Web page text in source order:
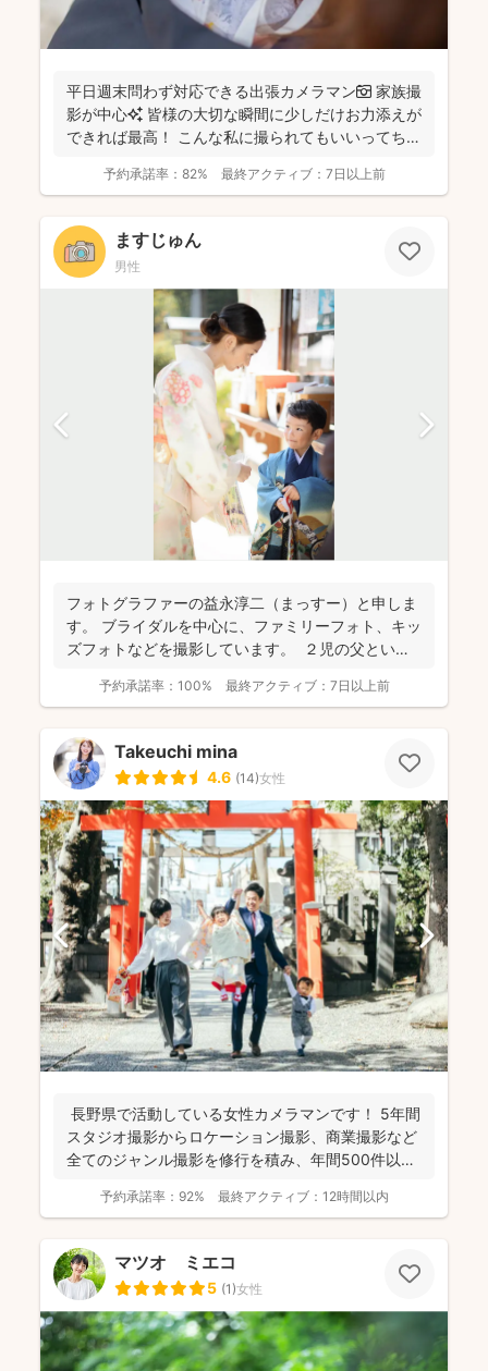
平日週末問わず対応できる出張カメラマン📷 家族撮
影が中心✨ 皆様の大切な瞬間に少しだけお力添えが
できれば最高！ こんな私に撮られてもいいってちら
予約承諾率： 82% 最終アクティブ： 7日以上前
ますじゅん
男性
フォトグラファーの益永淳二（まっすー）と申しま
す。 ブライダルを中心に、ファミリーフォト、キッ
ズフォトなどを撮影しています。 ２児の父という
予約承諾率： 100% 最終アクティブ： 7日以上前
Takeuchi mina
4.6 (14)女性
長野県で活動している女性カメラマンです！ 5年間
スタジオ撮影からロケーション撮影、商業撮影など
全てのジャンル撮影を修行を積み、年間500件以上
予約承諾率： 92% 最終アクティブ： 12時間以内
マツオ ミエコ
5 (1)女性